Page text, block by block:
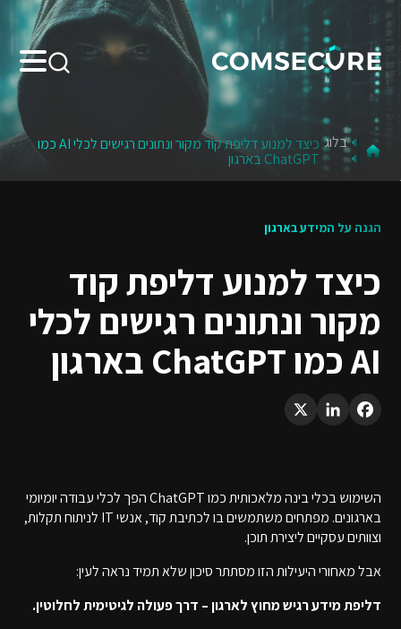
Search:
בלוג
כיצד למנוע דליפת קוד מקור ונתונים רגישים לכלי AI כמו
ChatGPT בארגון
הגנה על המידע בארגון
כיצד למנוע דליפת קוד
מקור ונתונים רגישים לכלי
AI כמו ChatGPT בארגון
Facebook
LinkedIn
X
השימוש בכלי בינה מלאכותית כמו ChatGPT הפך לכלי עבודה יומיומי
בארגונים. מפתחים משתמשים בו לכתיבת קוד, אנשי IT לניתוח תקלות,
וצוותים עסקיים ליצירת תוכן.
אבל מאחורי היעילות הזו מסתתר סיכון שלא תמיד נראה לעין:
דליפת מידע רגיש מחוץ לארגון – דרך פעולה לגיטימית לחלוטין.